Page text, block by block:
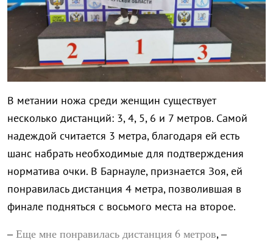
В метании ножа среди женщин существует
несколько дистанций: 3, 4, 5, 6 и 7 метров. Самой
надеждой считается 3 метра, благодаря ей есть
шанс набрать необходимые для подтверждения
норматива очки. В Барнауле, признается Зоя, ей
понравилась дистанция 4 метра, позволившая в
финале подняться с восьмого места на второе.
–Еще мне понравилась дистанция 6 метров, –